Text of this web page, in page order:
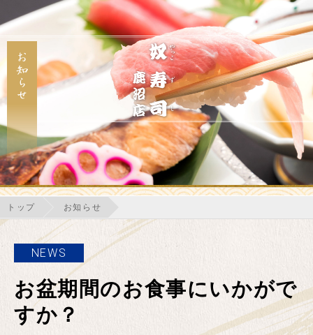
トップ お知らせ
NEWS
お盆期間のお食事にいかがで
すか？